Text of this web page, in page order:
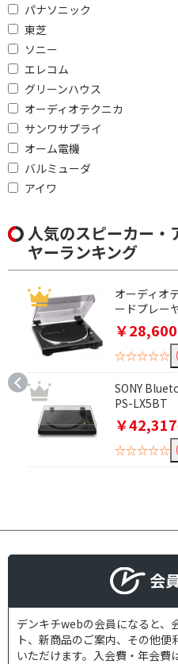
パナソニック
東芝
ソニー
エレコム
グリーンハウス
オーディオテクニカ
サンワサプライ
オーム電機
バルミューダ
アイワ
人気のスピーカー・
ヤーランキング
オーディオ
ードプレー
￥28,600
☆☆☆☆☆
SONY
PS-LX5BT
￥42,317
☆☆☆☆☆
会
デンキチwebの会員になると、
ト、新商品のご案内、その他
いただけます。入会費・年会費